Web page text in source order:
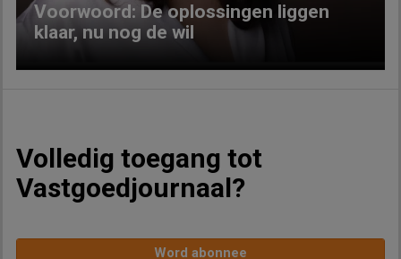
Voorwoord: De oplossingen liggen
klaar, nu nog de wil
Volledig toegang tot
Vastgoedjournaal?
Word abonnee